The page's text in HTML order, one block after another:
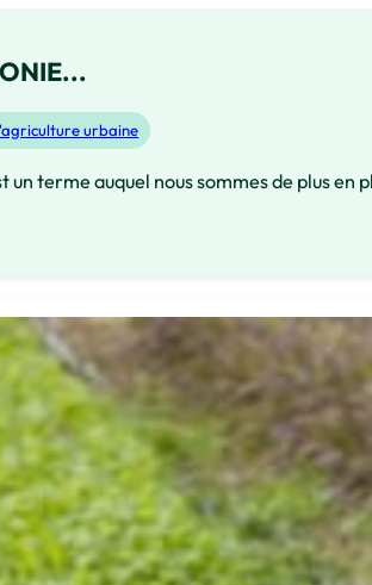
urbaine
un terme auquel nous sommes de plus en